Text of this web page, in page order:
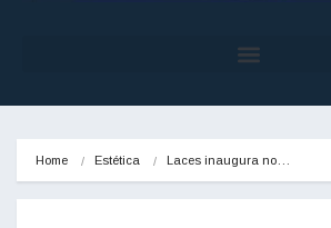
Home Estética Laces inaugura no…